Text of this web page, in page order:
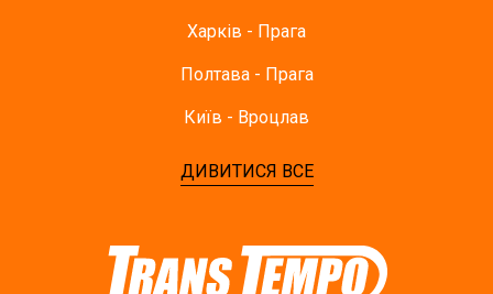
Харків - Прага
Полтава - Прага
Київ - Вроцлав
ДИВИТИСЯ ВСЕ